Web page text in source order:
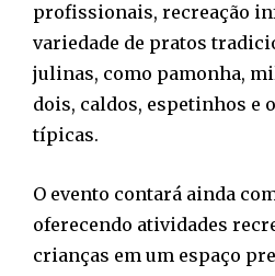
profissionais, recreação
variedade de pratos
julinas, como pamonha,
dois, caldos, espetinhos e
típicas.
O evento contará ainda
oferecendo atividades
crianças em um espaço